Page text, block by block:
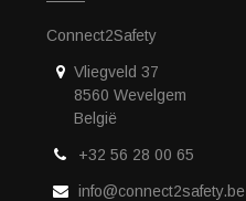
Connect2Safety
Vliegveld 37
8560 Wevelgem
België
+32 56 28 00 65
info@connect2safety.be